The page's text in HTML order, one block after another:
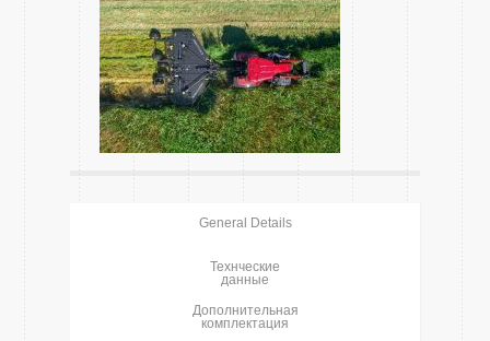
General Details
Технческие
данные
Дополнительная
комплектация